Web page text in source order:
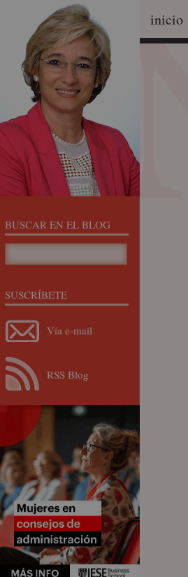
inicio
BUSCAR EN EL BLOG
SUSCRÍBETE
Vía e-mail
RSS Blog